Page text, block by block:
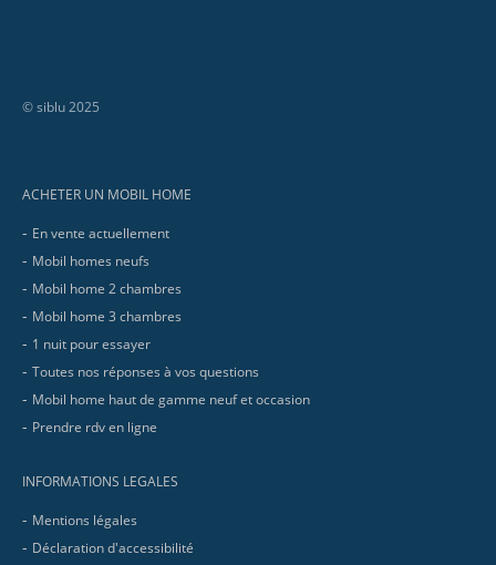
© siblu 2025
ACHETER UN MOBIL HOME
En vente actuellement
Mobil homes neufs
Mobil home 2 chambres
Mobil home 3 chambres
1 nuit pour essayer
Toutes nos réponses à vos questions
Mobil home haut de gamme neuf et occasion
Prendre rdv en ligne
INFORMATIONS LEGALES
Mentions légales
Déclaration d'accessibilité